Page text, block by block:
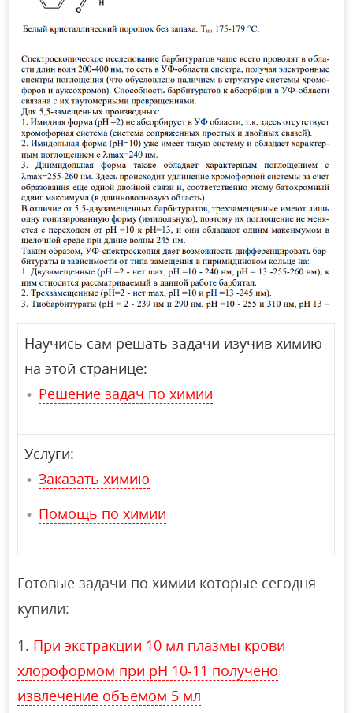
Научись сам решать задачи изучив химию
на этой странице:
Решение задач по химии
Услуги:
Заказать химию
Помощь по химии
Готовые задачи по химии которые сегодня
купили:
При экстракции 10 мл плазмы крови
хлороформом при рН 10-11 получено
извлечение объемом 5 мл